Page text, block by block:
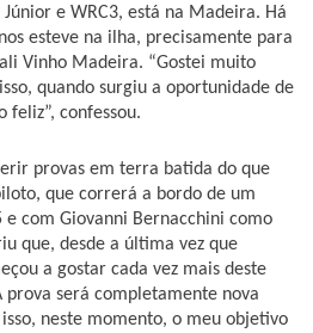
Júnior e WRC3, está na Madeira. Há
esteve na ilha, precisamente para
Vinho Madeira. “Gostei muito
quando surgiu a oportunidade de
feliz”, confessou.
provas em terra batida do que
que correrá a bordo de um
e com Giovanni Bernacchini como
que, desde a última vez que
a gostar cada vez mais deste
prova será completamente nova
neste momento, o meu objetivo